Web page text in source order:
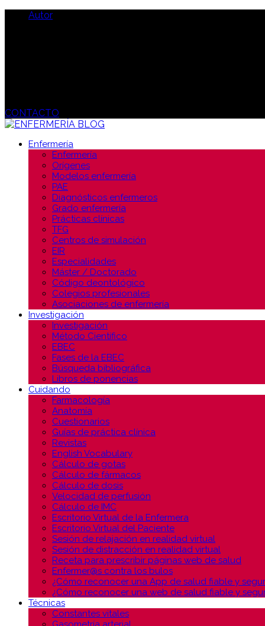
Autor
CONTACTO
Enfermería
Enfermería
Orígenes
Modelos enfermería
PAE
Diagnósticos enfermeros
Grado enfermería
Prácticas clínicas
TFG
Centros de simulación
EIR
Especialidades
Máster / Doctorado
Código deontológico
Colegios profesionales
Asociaciones de enfermería
Investigación
Investigación
Método Científico
EBEC
Fases de la EBEC
Búsqueda bibliográfica
Libros de ponencias
Cuidando
Farmacología
Anatomía
Cuestionarios
Guías de práctica clínica
Revistas
English Vocabulary
Cálculo de gotas
Cálculo de fármacos
Cálculo de dosis
Velocidad de perfusión
Cálculo de IMC
Escritorio Virtual de la Enfermera
Escritorio Virtual del Paciente
Sesión de relajación en realidad virtual
Sesión de distracción en realidad virtual
Receta para prescribir páginas web de salud
Enfermer@s contra los bulos
¿Cómo reconocer una App de salud fiable y
¿Cómo reconocer una web de salud fiable y
Técnicas
Constantes vitales